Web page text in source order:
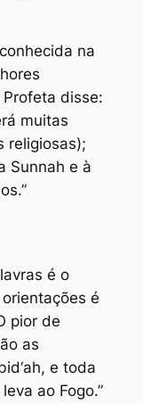
na
disse:
muitas
religiosas);
Sunnah e à
é o
é
pior de
as
e toda
ao Fogo.”